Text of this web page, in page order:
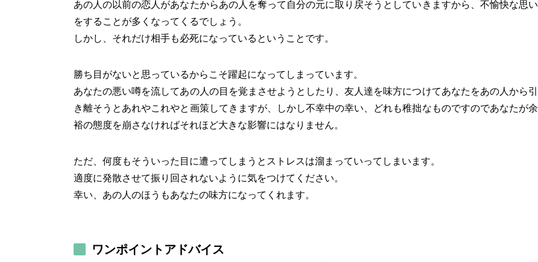
あの人の以前の恋人があなたからあの人を奪って自分の元に取り戻そうとしていきますから、不愉快な思い
をすることが多くなってくるでしょう。
しかし、それだけ相手も必死になっているということです。
勝ち目がないと思っているからこそ躍起になってしまっています。
あなたの悪い噂を流してあの人の目を覚まさせようとしたり、友人達を味方につけてあなたをあの人から引
き離そうとあれやこれやと画策してきますが、しかし不幸中の幸い、どれも稚拙なものですのであなたが余
裕の態度を崩さなければそれほど大きな影響にはなりません。
ただ、何度もそういった目に遭ってしまうとストレスは溜まっていってしまいます。
適度に発散させて振り回されないように気をつけてください。
幸い、あの人のほうもあなたの味方になってくれます。
ワンポイントアドバイス